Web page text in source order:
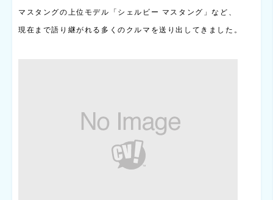
マスタングの上位モデル「シェルビー マスタング」など、
現在まで語り継がれる多くのクルマを送り出してきました。